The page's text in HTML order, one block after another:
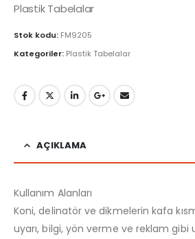
Plastik Tabelalar
Stok kodu: FM9205
Kategoriler: Plastik Tabelalar
AÇIKLAMA
Kullanım Alanları
Koni, delinatör ve dikmelerin kafa
uyarı, bilgi, yön verme ve reklam gibi